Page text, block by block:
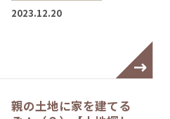
2023.12.20
親の土地に家を建てる